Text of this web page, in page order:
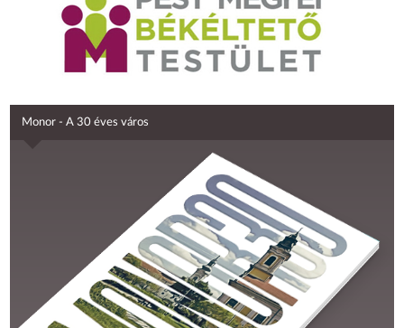
Monor - A 30 éves város